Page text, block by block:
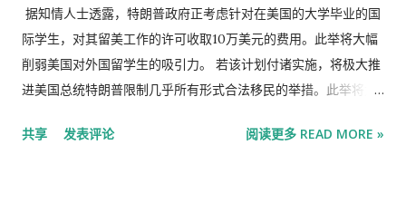
了2,500万美元的咨询费。 几个街区之外，罗斯柴尔德家族另一
个分支的成员们正对这种声誉上的打击感到愤怒。他们的
Rothschild & Co.银行的历史可以追溯至1809年，多年来，他们
一直试图与阿丽亚娜及其总部位于日内瓦的Edmond de
行由家族的法国和英国分支合并而成。 图片来源：Benjamin
据知情人士透露，特朗普政府正考虑针对在美国的大学毕业的国
际学生，对其留美工作的许可收取10万美元的费用。此举将大幅
削弱美国对外国留学生的吸引力。 若该计划付诸实施，将极大推
进美国总统特朗普限制几乎所有形式合法移民的举措。此举将尤
一。此外，硅谷和华尔街的顶尖公司也将受到冲击，这些公司大
共享 发表评论 阅读更多 READ MORE »